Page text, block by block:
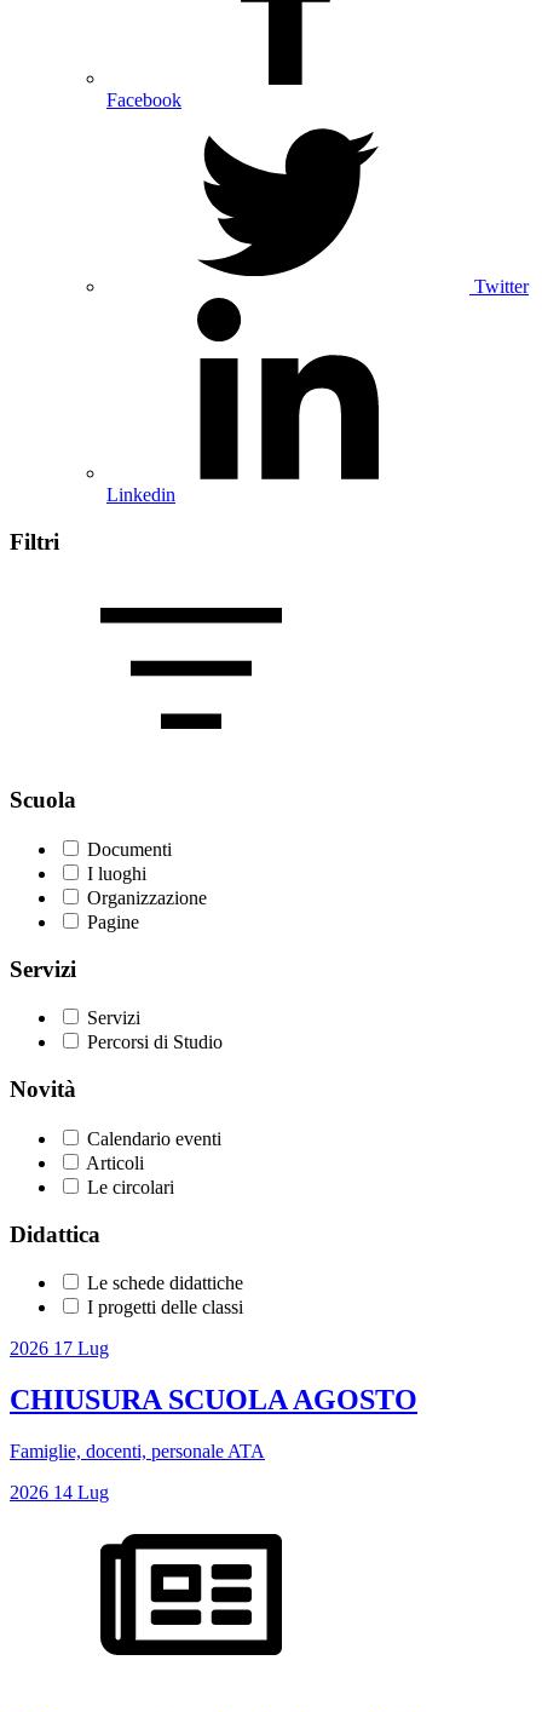
Facebook
Twitter
Linkedin
Filtri
Scuola
Documenti
I luoghi
Organizzazione
Pagine
Servizi
Servizi
Percorsi di Studio
Novità
Calendario eventi
Articoli
Le circolari
Didattica
Le schede didattiche
I progetti delle classi
2026 17 Lug
CHIUSURA SCUOLA AGOSTO
Famiglie, docenti, personale ATA
2026 14 Lug